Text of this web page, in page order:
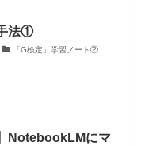
法①
「G検定」学習ノート②
NotebookLMにマ